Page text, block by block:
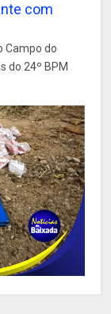
com
Campo do
do 24º BPM